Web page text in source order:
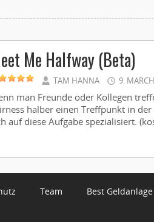
Me Halfway (Beta)
TAM HANNA 9.
man Freunde oder Kollegen
halber einen Treffpunkt in
auf diese Aufgabe spezialisiert.
Team Best Geldanlage